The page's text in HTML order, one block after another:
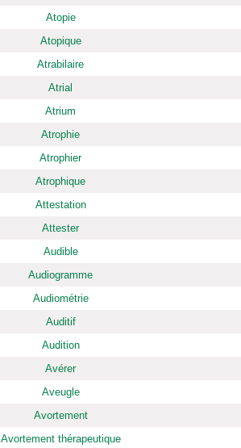
Atopie
Atopique
Atrabilaire
Atrial
Atrium
Atrophie
Atrophier
Atrophique
Attestation
Attester
Audible
Audiogramme
Audiométrie
Auditif
Audition
Avérer
Aveugle
Avortement
Avortement thérapeutique